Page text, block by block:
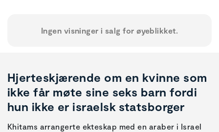
Ingen visninger i salg for øyeblikket.
Hjerteskjærende om en kvinne som
ikke får møte sine seks barn fordi
hun ikke er israelsk statsborger
Khitams arrangerte ekteskap med en araber i Israel